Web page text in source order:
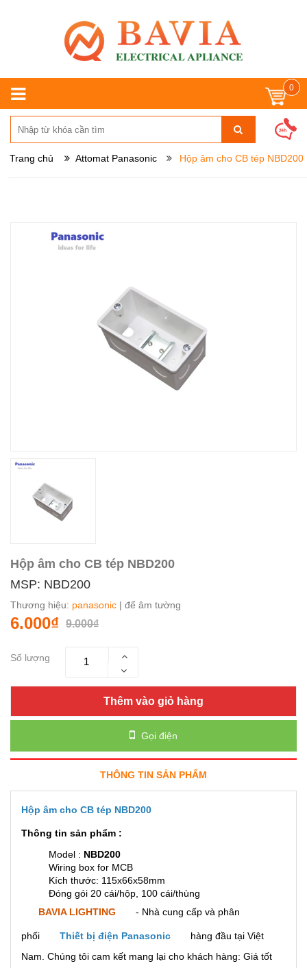
0
Trang chủ Attomat Panasonic Hộp âm cho CB tép NBD200
Hộp âm cho CB tép NBD200
MSP: NBD200
Thương hiệu: panasonic | đế âm tường
6.000₫ 9.000₫
Số lượng
Thêm vào giỏ hàng
Gọi điện
THÔNG TIN SẢN PHẨM
Hộp âm cho CB tép NBD200
Thông tin sản phẩm :
Model : NBD200
Wiring box for MCB
Kích thước: 115x66x58mm
Đóng gói 20 cái/hộp, 100 cái/thùng
BAVIA LIGHTING
- Nhà cung cấp và phân
phối Thiết bị điện Panasonic
hàng đầu tại Việt
Nam. Chúng tôi cam kết mang lại cho khách hàng: Giá tốt